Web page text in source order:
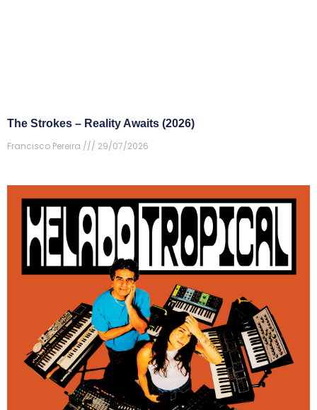
The Strokes – Reality Awaits (2026)
Francisco Pereira
29/07/2026